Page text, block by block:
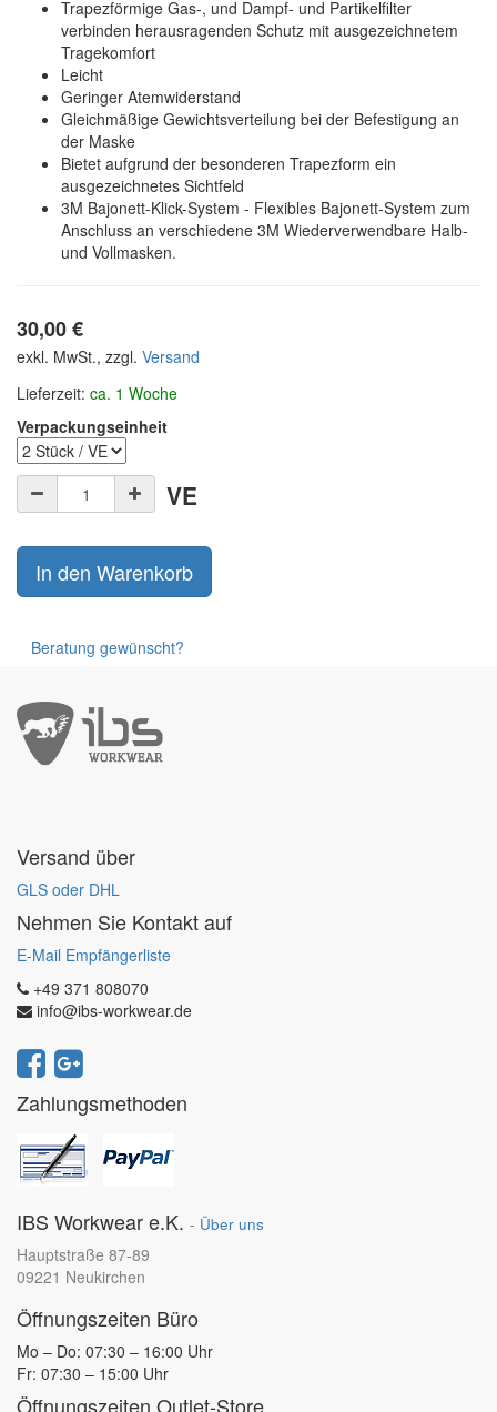
Trapezförmige Gas-, und Dampf- und Partikelfilter
verbinden herausragenden Schutz mit ausgezeichnetem
Tragekomfort
Leicht
Geringer Atemwiderstand
Gleichmäßige Gewichtsverteilung bei der Befestigung an
der Maske
Bietet aufgrund der besonderen Trapezform ein
ausgezeichnetes Sichtfeld
3M Bajonett-Klick-System - Flexibles Bajonett-System zum
Anschluss an verschiedene 3M Wiederverwendbare Halb-
und Vollmasken.
30,00€
exkl. MwSt., zzgl. Versand
Lieferzeit: ca. 1 Woche
Verpackungseinheit
VE
In den Warenkorb
Beratung gewünscht?
Versand über
GLS oder DHL
Nehmen Sie Kontakt auf
E-Mail Empfängerliste
+49 371 808070
info@ibs-workwear.de
Zahlungsmethoden
IBS Workwear e.K. - Über uns
Hauptstraße 87-89
09221 Neukirchen
Öffnungszeiten Büro
Mo – Do: 07:30 – 16:00 Uhr
Fr: 07:30 – 15:00 Uhr
Öffnungszeiten Outlet-Store